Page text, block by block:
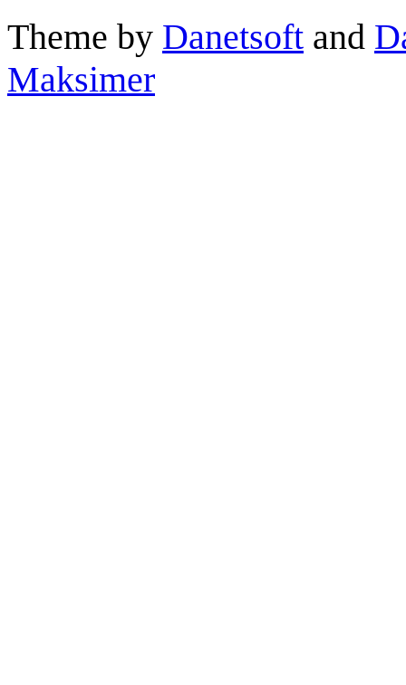
Theme by Danetsoft and
Maksimer